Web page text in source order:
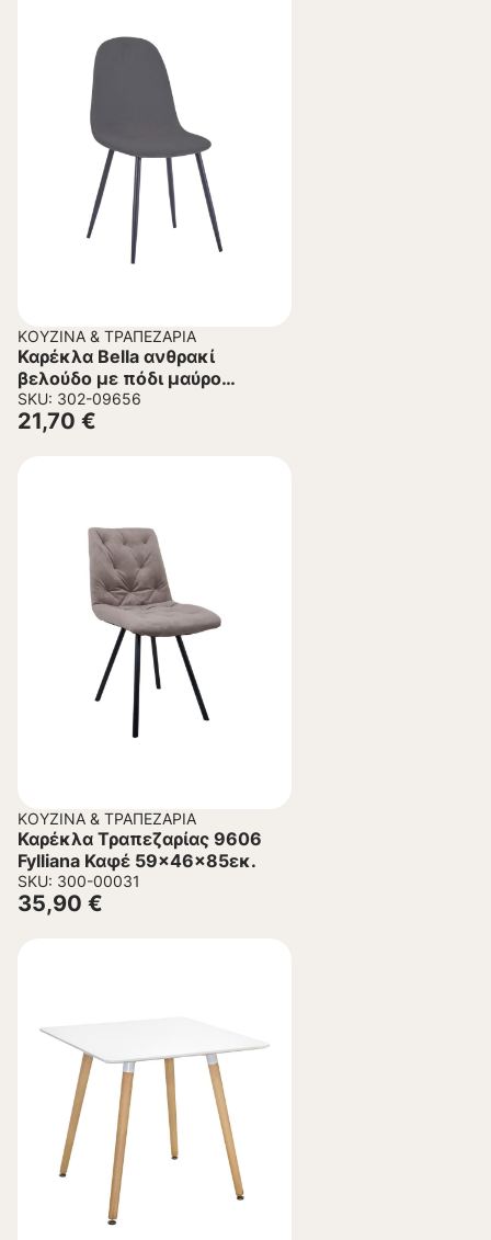
ΚΟΥΖΊΝΑ & ΤΡΑΠΕΖΑΡΊΑ
Καρέκλα Bella ανθρακί
βελούδο με πόδι μαύρο
μέταλλο 43.5x52x89εκ
SKU: 302-09656
21,70 €
ΚΟΥΖΊΝΑ & ΤΡΑΠΕΖΑΡΊΑ
Καρέκλα Τραπεζαρίας 9606
Fylliana Καφέ 59x46x85εκ.
SKU: 300-00031
35,90 €